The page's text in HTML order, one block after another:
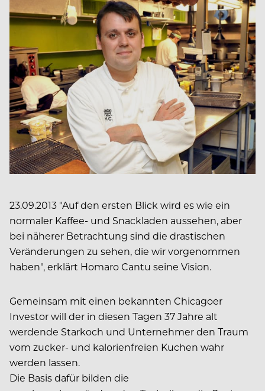
23.09.2013 "Auf den ersten Blick wird es wie ein
normaler Kaffee- und Snackladen aussehen, aber
bei näherer Betrachtung sind die drastischen
Veränderungen zu sehen, die wir vorgenommen
haben", erklärt Homaro Cantu seine Vision.
Gemeinsam mit einen bekannten Chicagoer
Investor will der in diesen Tagen 37 Jahre alt
werdende Starkoch und Unternehmer den Traum
vom zucker- und kalorienfreien Kuchen wahr
werden lassen.
Die Basis dafür bilden die